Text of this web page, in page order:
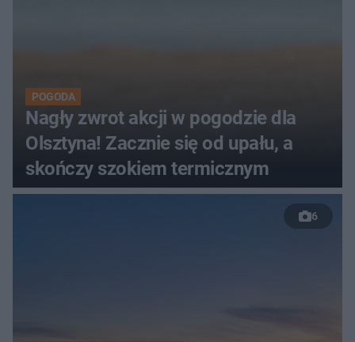
POGODA
Nagły zwrot akcji w pogodzie dla
Olsztyna! Zacznie się od upału, a
skończy szokiem termicznym
6